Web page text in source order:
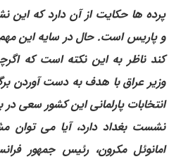
پرده ها حکایت از آن دارد که
و پاریس است. حال در سایه این
کند ناظر به این نکته است که
وزیر عراق با هدف به دست آوردن
انتخابات پارلمانی این کشور سعی
نشست بغداد دارد، آیا می توان
امانوئل مکرون، رئیس جمهور